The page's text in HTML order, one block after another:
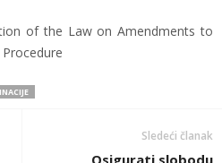
of the Law on Amendments to
Sledeći članak
Osigurati slobodu